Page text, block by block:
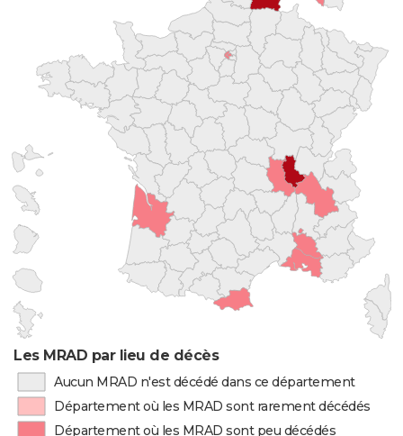
Les MRAD par lieu de décès
Aucun MRAD n'est décédé dans ce département
Département où les MRAD sont rarement décédés
Département où les MRAD sont peu décédés